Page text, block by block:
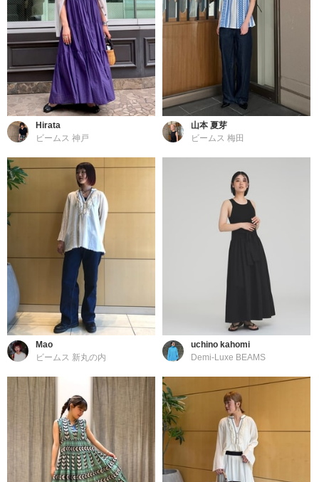
Hirata
ビームス 神戸
山本 夏芽
ビームス 梅田
Mao
ビームス 新丸の内
uchino kahomi
Demi-Luxe BEAMS